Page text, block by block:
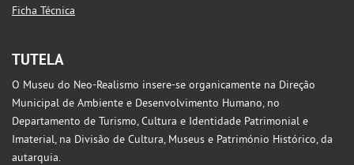
Ficha Técnica
TUTELA
O Museu do Neo-Realismo insere-se organicamente na Direção
Municipal de Ambiente e Desenvolvimento Humano, no
Departamento de Turismo, Cultura e Identidade Patrimonial e
Imaterial, na Divisão de Cultura, Museus e Património Histórico, da
autarquia.